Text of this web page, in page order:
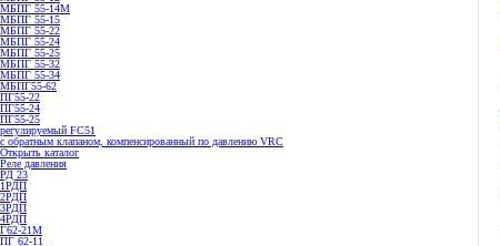
МБПГ 55-14М
МБПГ 55-15
МБПГ 55-22
МБПГ 55-24
МБПГ 55-25
МБПГ 55-32
МБПГ 55-34
МБПГ55-62
ПГ55-22
ПГ55-24
ПГ55-25
регулируемый FC51
с обратным клапаном, компенсированный по давлению VRC
Открыть каталог
Реле давления
РД 23
1РДП
2РДП
3РДП
4РДП
Г62-21М
ПГ 62-11